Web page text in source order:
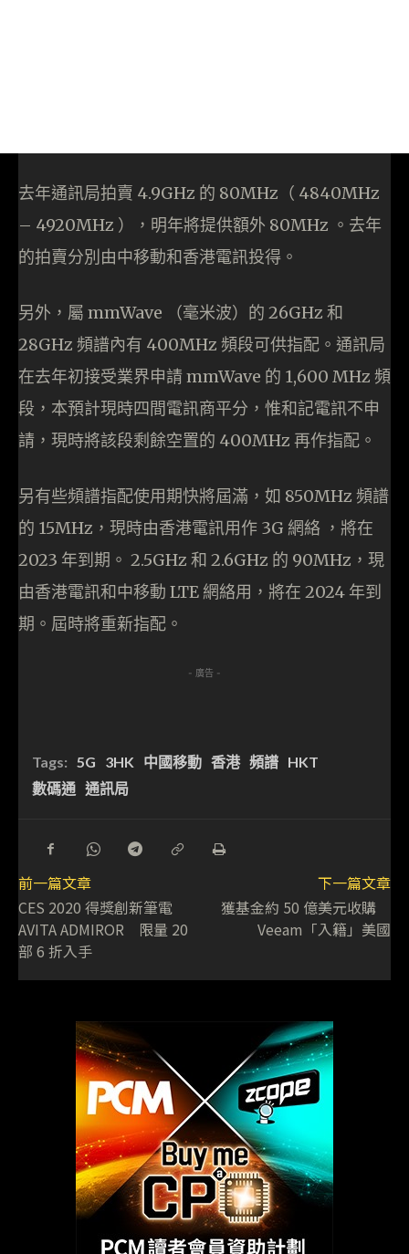
去年通訊局拍賣 4.9GHz 的 80MHz（ 4840MHz
– 4920MHz ），明年將提供額外 80MHz 。去年
的拍賣分別由中移動和香港電訊投得。
另外，屬 mmWave （毫米波）的 26GHz 和
28GHz 頻譜內有 400MHz 頻段可供指配。通訊局
在去年初接受業界申請 mmWave 的 1,600 MHz 頻
段，本預計現時四間電訊商平分，惟和記電訊不申
請，現時將該段剩餘空置的 400MHz 再作指配。
另有些頻譜指配使用期快將屆滿，如 850MHz 頻譜
的 15MHz，現時由香港電訊用作 3G 網絡 ，將在
2023 年到期。 2.5GHz 和 2.6GHz 的 90MHz，現
由香港電訊和中移動 LTE 網絡用，將在 2024 年到
期。屆時將重新指配。
- 廣告 -
Tags: 5G 3HK 中國移動 香港 頻譜 HKT
數碼通 通訊局
前一篇文章
CES 2020 得獎創新筆電
AVITA ADMIROR 限量 20
部 6 折入手
下一篇文章
獲基金約 50 億美元收購
Veeam「入籍」美國